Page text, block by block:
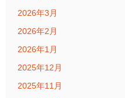
2026年3月
2026年2月
2026年1月
2025年12月
2025年11月